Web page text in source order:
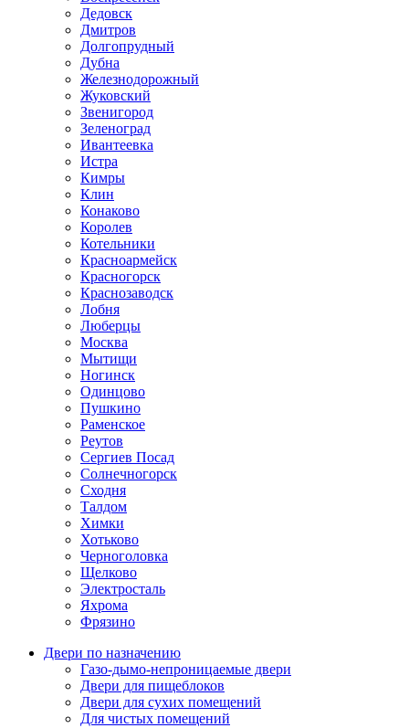
Дедовск
Дмитров
Долгопрудный
Дубна
Железнодорожный
Жуковский
Звенигород
Зеленоград
Ивантеевка
Истра
Кимры
Клин
Конаково
Королев
Котельники
Красноармейск
Красногорск
Краснозаводск
Лобня
Люберцы
Москва
Мытищи
Ногинск
Одинцово
Пушкино
Раменское
Реутов
Сергиев Посад
Солнечногорск
Сходня
Талдом
Химки
Хотьково
Черноголовка
Щелково
Электросталь
Яхрома
Фрязино
Двери по назначению
Газо-дымо-непроницаемые двери
Двери для пищеблоков
Двери для сухих помещений
Для чистых помещений